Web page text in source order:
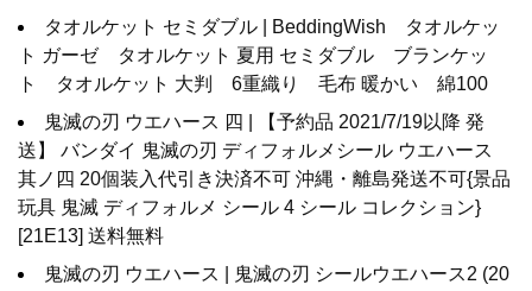
タオルケット セミダブル | BeddingWish タオルケッ
ト ガーゼ タオルケット 夏用 セミダブル ブランケッ
ト タオルケット 大判 6重織り 毛布 暖かい 綿100
鬼滅の刃 ウエハース 四 | 【予約品 2021/7/19以降 発
送】 バンダイ 鬼滅の刃 ディフォルメシール ウエハース
其ノ四 20個装入代引き決済不可 沖縄・離島発送不可{景品
玩具 鬼滅 ディフォルメ シール 4 シール コレクション}
[21E13] 送料無料
鬼滅の刃 ウエハース | 鬼滅の刃 シールウエハース2 (20